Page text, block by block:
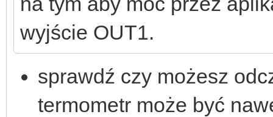
wyjście OUT1.
sprawdź czy możesz
termometr może być